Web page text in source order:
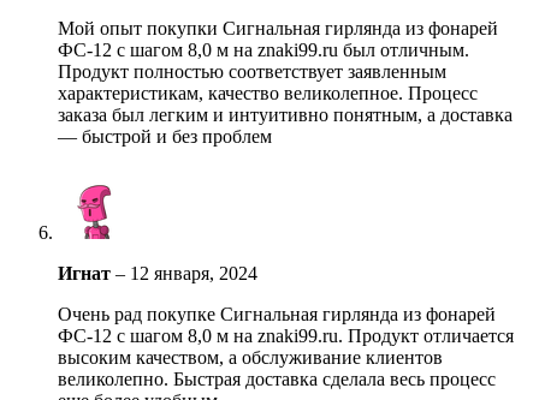
Мой опыт покупки Сигнальная гирлянда из фонарей
ФС-12 с шагом 8,0 м на znaki99.ru был отличным.
Продукт полностью соответствует заявленным
характеристикам, качество великолепное. Процесс
заказа был легким и интуитивно понятным, а доставка
— быстрой и без проблем
Игнат – 12 января, 2024
Очень рад покупке Сигнальная гирлянда из фонарей
ФС-12 с шагом 8,0 м на znaki99.ru. Продукт отличается
высоким качеством, а обслуживание клиентов
великолепно. Быстрая доставка сделала весь процесс